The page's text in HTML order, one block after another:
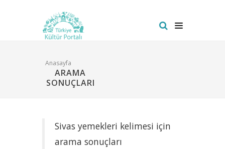
Anasayfa
ARAMA
SONUÇLARI
Sivas yemekleri kelimesi için
arama sonuçları